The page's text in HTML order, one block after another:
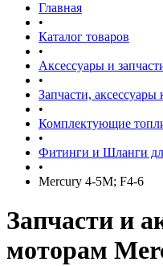
Главная
•
Каталог товаров
•
Аксессуары и
•
Запчасти, аксессуары
•
Комплектующие
•
Фитинги и Шланги
•
Mercury 4-5M; F4-6
Запчасти и
моторам